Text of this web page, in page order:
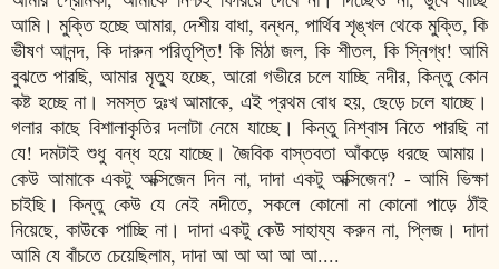
আমি। মুক্তি হচ্ছে আমার, দেশীয় বাধা, বন্ধন, পার্থিব শৃঙ্খল থেকে মুক্তি, কি
ভীষণ আনন্দ, কি দারুন পরিতৃপ্তি! কি মিঠা জল, কি শীতল, কি স্নিগ্ধ! আমি
বুঝতে পারছি, আমার মৃত্যু হচ্ছে, আরো গভীরে চলে যাচ্ছি নদীর, কিন্তু কোন
কষ্ট হচ্ছে না। সমস্ত দুঃখ আমাকে, এই প্রথম বোধ হয়, ছেড়ে চলে যাচ্ছে।
গলার কাছে বিশালাকৃতির দলাটা নেমে যাচ্ছে। কিন্তু নিশ্বাস নিতে পারছি না
যে! দমটাই শুধু বন্ধ হয়ে যাচ্ছে। জৈবিক বাস্তবতা আঁকড়ে ধরছে আমায়।
কেউ আমাকে একটু অক্সিজেন দিন না, দাদা একটু অক্সিজেন? - আমি ভিক্ষা
চাইছি। কিন্তু কেউ যে নেই নদীতে, সকলে কোনো না কোনো পাড়ে ঠাঁই
নিয়েছে, কাউকে পাচ্ছি না। দাদা একটু কেউ সাহায্য করুন না, প্লিজ। দাদা
আমি যে বাঁচতে চেয়েছিলাম, দাদা আ আ আ আ আ....